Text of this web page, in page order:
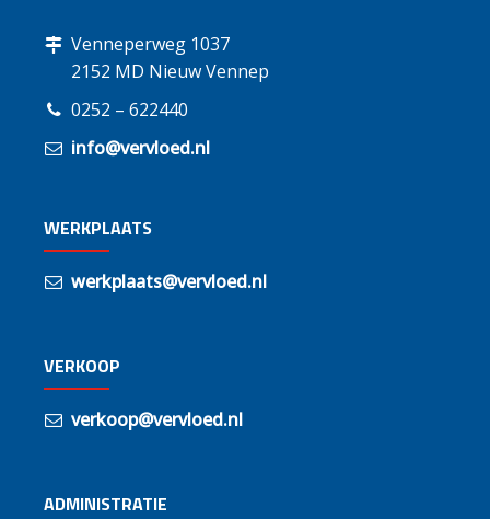
Venneperweg 1037
2152 MD Nieuw Vennep
0252 – 622440
info@vervloed.nl
WERKPLAATS
werkplaats@vervloed.nl
VERKOOP
verkoop@vervloed.nl
ADMINISTRATIE